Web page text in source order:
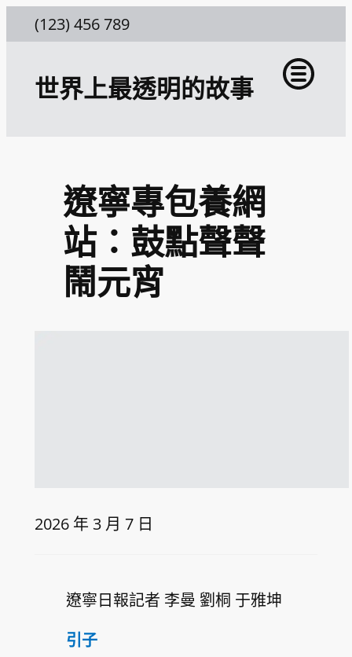
至
(123) 456 789
世界上最透明的故事
遼寧專包養網
站：鼓點聲聲
鬧元宵
2026 年 3 月 7 日
遼寧日報記者 李曼 劉桐 于雅坤
引子